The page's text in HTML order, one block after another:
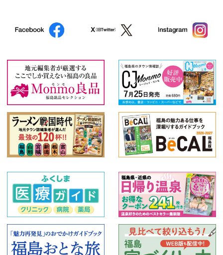
西郷村 仙台市 中島村
栃木県 茨城県 高畠町
那須郡那須町 福島市郊外
那須塩原市 浅川町
カテゴリ
特産品 温泉
花スポット 公園 体験
史跡名勝 遊園地 テーマパーク